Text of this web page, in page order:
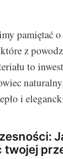
pamiętać
z
to
i
twojej